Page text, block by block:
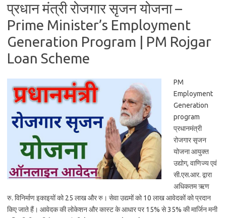
प्रधान मंत्री रोजगार सृजन योजना –
Prime Minister’s Employment
Generation Program | PM Rojgar
Loan Scheme
PM
Employment
Generation
program
प्रधानमंत्री
रोजगार सृजन
योजना आयुक्‍त
उद्योग, वाणिज्‍य एवं
सी.एस.आर. द्वारा
अधिकतम ऋण
रु. विनिर्माण इकाइयों को 25 लाख और रु। सेवा उद्यमों को 10 लाख आवेदकों को प्रदान
किए जाते हैं। आवेदक की लोकेशन और कास्ट के आधार पर 15% से 35% की मार्जिन मनी